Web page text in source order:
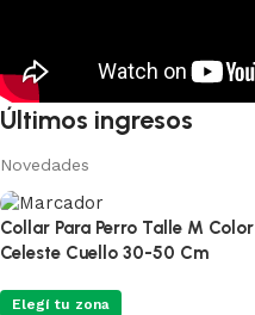
Últimos ingresos
Novedades
Collar Para Perro Talle M Color
Celeste Cuello 30-50 Cm
Elegí tu zona